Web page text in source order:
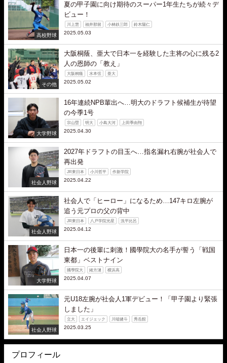
高校野球
夏の甲子園に向け期待のスーパー1年生たちが続々デ
ビュー！
川上慧 福井那留 小林鉄三郎 鈴木陽仁
2025.05.03
その他
大阪桐蔭、亜大で日本一を経験した主将の心に残る2
人の恩師の「教え」
大阪桐蔭 水本弦 亜大
2025.05.02
大学野球
16年連続NPB輩出へ…明大のドラフト候補生が待望
の今季1号
宗山塁 明大 小島大河 上田季由翔
2025.04.30
社会人野球
2027年ドラフトの目玉へ…指名漏れ右腕が社会人で
再出発
JR東日本 小川哲平 作新学院
2025.04.22
社会人野球
社会人で「ヒーロー」になるため…147キロ左腕が
追う元プロの父の背中
JR東日本 八戸学院光星 洗平比呂
2025.04.12
大学野球
日本一の後輩に刺激！國學院大の名手が誓う「戦国
東都」ベストナイン
國學院大 緒方漣 横浜高
2025.04.07
社会人野球
元U18左腕が社会人1軍デビュー！「甲子園より緊張
しました」
立大 エイジェック 川端健斗 秀岳館
2025.03.25
プロフィール